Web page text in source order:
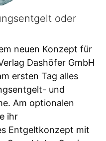
oder
neuen Konzept für
Dashöfer GmbH
ersten Tag alles
und
Am optionalen
ihr
Entgeltkonzept mit